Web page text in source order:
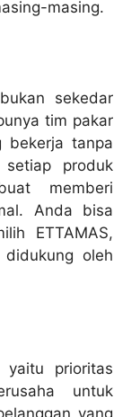
masing.
sekedar
tim pakar
bekerja tanpa
produk
memberi
Anda bisa
ETTAMAS,
oleh
yaitu prioritas
untuk